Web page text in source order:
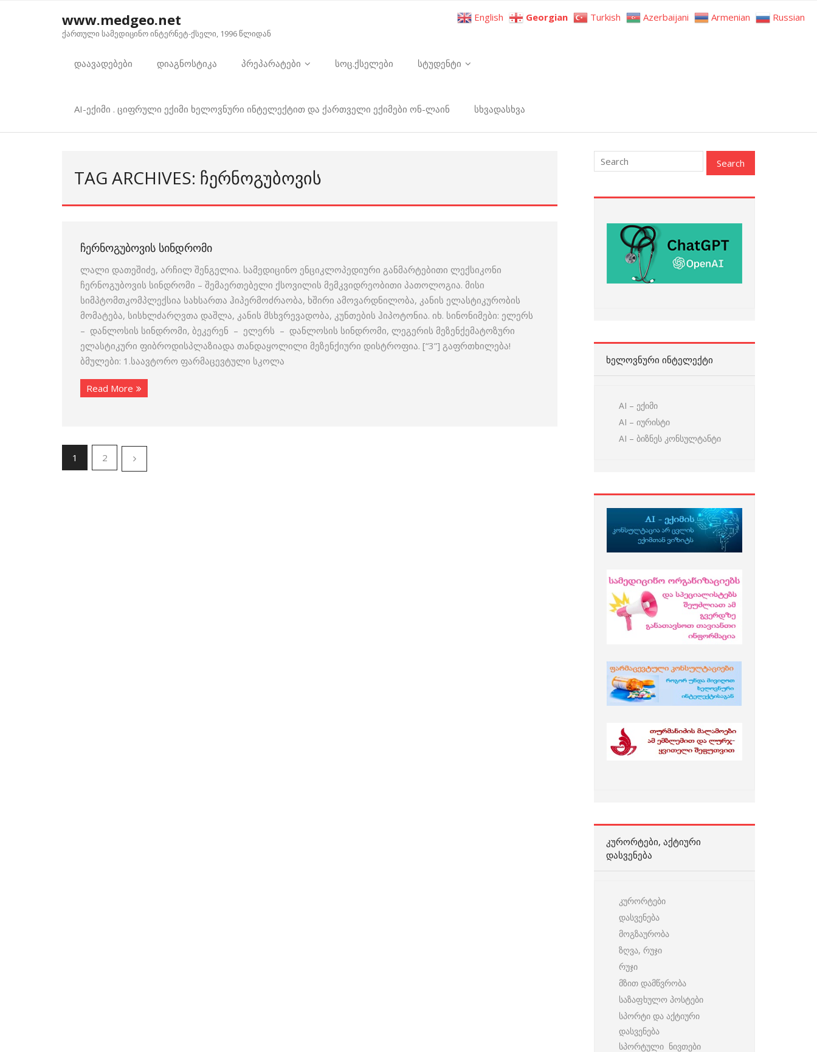
www.medgeo.net
ქართული სამედიცინო ინტერნეტ-ქსელი, 1996 წლიდან
დაავადებები დიაგნოსტიკა პრეპარატები სოც.ქსელები სტუდენტი
AI-ექიმი . ციფრული ექიმი ხელოვნური ინტელექტით და ქართველი ექიმები ონ-ლაინ სხვადასხვა
TAG ARCHIVES: ᲩᲔᲠᲜᲝᲒᲣᲑᲝᲕᲘᲡ
ᲩᲔᲠᲜᲝᲒᲣᲑᲝᲕᲘᲡ ᲡᲘᲜᲓᲠᲝᲛᲘ
ლალი დათეშიძე, არჩილ შენგელია. სამედიცინო ენციკლოპედიური განმარტებითი ლექსიკონი
ჩერნოგუბოვის სინდრომი – შემაერთებელი ქსოვილის მემკვიდრეობითი პათოლოგია. მისი
სიმპტომთკომპლექსია სახსართა ჰიპერმოძრაობა, ხშირი ამოვარდნილობა, კანის ელასტიკურობის
მომატება, სისხლძარღვთა დაშლა, კანის მსხვრევადობა, კუნთების ჰიპოტონია. იხ. სინონიმები: ელერს
– დანლოსის სინდრომი, ბეკერენ – ელერს – დანლოსის სინდრომი, ლეგერის მეზენქემატოზური
ელასტიკური ფიბროდისპლაზიადა თანდაყოლილი მეზენქიური დისტროფია. [“3”] გაფრთხილება!
ბმულები: 1.საავტორო ფარმაცევტული სკოლა
Read More
1 2
ᲮᲔᲚᲝᲕᲜᲣᲠᲘ ᲘᲜᲢᲔᲚᲔᲥᲢᲘ
AI – ექიმი
AI – იურისტი
AI – ბიზნეს კონსულტანტი
ᲙᲣᲠᲝᲠᲢᲔᲑᲘ, ᲐᲥᲢᲘᲣᲠᲘ
ᲓᲐᲡᲕᲔᲜᲔᲑᲐ
კურორტები
დასვენება
მოგზაურობა
ზღვა, რუჯი
რუჯი
მზით დამწვრობა
საზაფხულო პოსტები
სპორტი და აქტიური
დასვენება
სპორტული ნივთები
English Georgian Turkish Azerbaijani Armenian Russian